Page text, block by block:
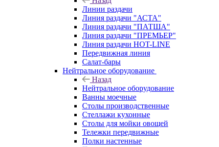
Линии раздачи
Линия раздачи "АСТА"
Линия раздачи "ПАТША"
Линия раздачи "ПРЕМЬЕР"
Линия раздачи HOT-LINE
Передвижная линия
Салат-бары
Нейтральное оборудование
Назад
Нейтральное оборудование
Ванны моечные
Столы производственные
Стеллажи кухонные
Столы для мойки овощей
Тележки передвижные
Полки настенные